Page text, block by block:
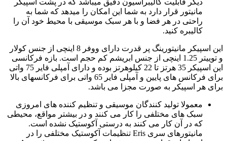
مانیتور قرار دارد به شما این امکان را میدهد که شما به
راحتی در هر فضا و با هر سبک موسیقی با محیط خود آن را
کالیبره کنید.
این اسپیکر مانیتورینگ پر قدرت دارای ووفر 8 اینچی از جنس کولار
و توییتر 1.25 اینچی از جنس ابریشم کم حجم است. بازه فرکانسی
این اسپیکر 35 هرتز تا 22 کیلوهرتز بوده و دارای آمپلی فایر 75 واتی
برای فرکانس های پایین و آمپلی فایر 65 واتی برای فرکانسهای بالا
برای هر اسپیکر به صورت مجزا می باشد.
معمولا تولید کنندگان موسیقی و تنظیم کننده های امروزی
سبک های مختلفی را کار می کنند و در بیشتر مواقع، محیطی
که در آن کار می کنند به درستی آکوستیک نشده است.
مانیتورهای سری Eris تنظیمات آکوستیک مختلفی را در